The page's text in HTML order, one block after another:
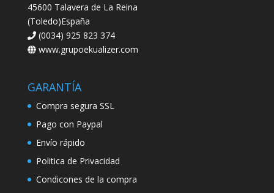
45600 Talavera de La Reina
(Toledo)España
(0034) 925 823 374
www.grupoekualizer.com
GARANTÍA
Compra segura SSL
Pago con Paypal
Envío rápido
Politica de Privacidad
Condicones de la compra